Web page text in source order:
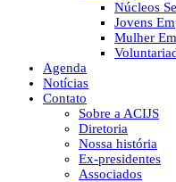
Núcleos
Jovens
Mulher
Agenda
Notícias
Contato
Sobre a ACIJS
Diretoria
Nossa história
Ex-presidentes
Associados